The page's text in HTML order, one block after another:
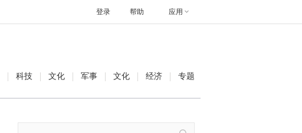
帮助 应用
登录
科技 文化 军事 文化 经济 专题